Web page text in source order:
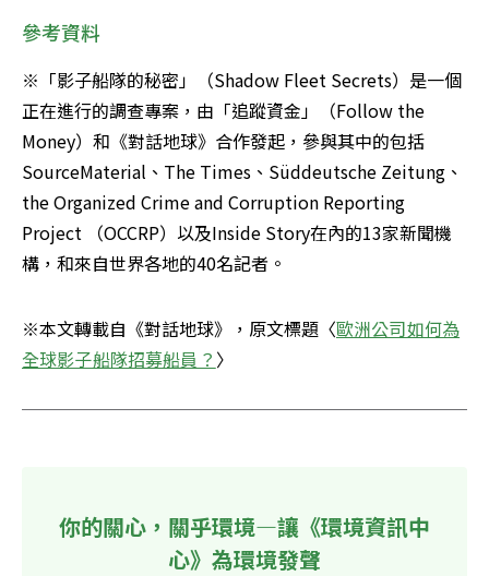
參考資料
※「影子船隊的秘密」（Shadow Fleet Secrets）是一個
正在進行的調查專案，由「追蹤資金」（Follow the
Money）和《對話地球》合作發起，參與其中的包括
SourceMaterial、The Times、Süddeutsche Zeitung、
the Organized Crime and Corruption Reporting
Project （OCCRP）以及Inside Story在內的13家新聞機
構，和來自世界各地的40名記者。
※本文轉載自《對話地球》，原文標題〈歐洲公司如何為
全球影子船隊招募船員？ 〉
你的關心，關乎環境—讓《環境資訊中
心》為環境發聲